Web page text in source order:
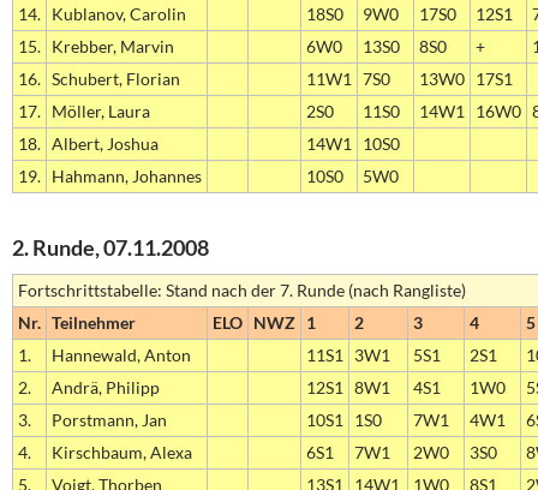
14. Kublanov, Carolin 18S0 9W0 17S0 12S1
15. Krebber, Marvin 6W0 13S0 8S0 +
16. Schubert, Florian 11W1 7S0 13W0 17S1
17. Möller, Laura 2S0 11S0 14W1 16W0
18. Albert, Joshua 14W1
10S0
19. Hahmann, Johannes 10S0 5W0
2. Runde, 07.11.2008
Fortschrittstabelle: Stand nach der 7. Runde (nach Rangliste)
Nr. Teilnehmer ELO NWZ 1 2 3 4
5
1.
Hannewald, Anton 11S1 3W1 5S1 2S1
2.
Andrä, Philipp 12S1 8W1 4S1 1W0
3.
Porstmann, Jan 10S1 1S0 7W1 4W1
4.
Kirschbaum, Alexa 6S1 7W1 2W0 3S0
5.
Voigt, Thorben 13S1 14W1 1W0 8S1